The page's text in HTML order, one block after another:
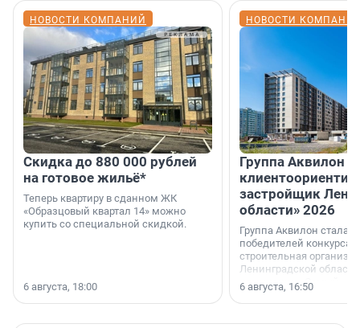
НОВОСТИ КОМПАНИЙ
Скидка до 880 000 рублей
на готовое жильё*
Теперь квартиру в сданном ЖК
«Образцовый квартал 14» можно
купить со специальной скидкой.
6 августа, 18:00
НОВОСТИ
Группа Аквилон
застройщик
области» 2026
Группа Аквилон стала
победителей конкурса
строительная
Ленинградской области
номинации «Самый
застройщик
области».
6 августа, 16:50